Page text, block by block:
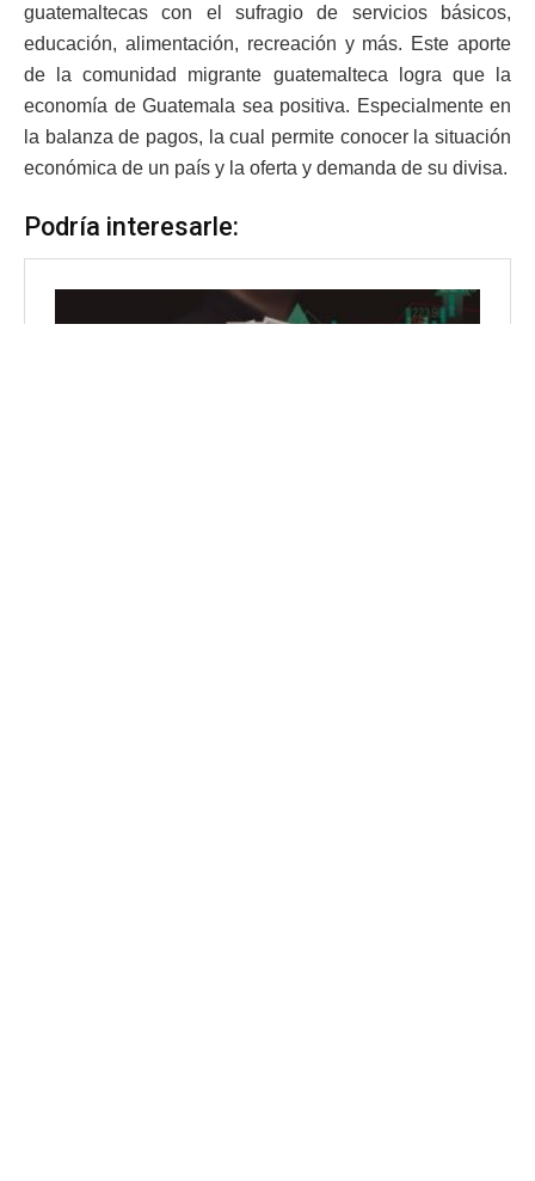
guatemaltecas con el sufragio de servicios básicos,
educación, alimentación, recreación y más. Este aporte
de la comunidad migrante guatemalteca logra que la
economía de Guatemala sea positiva. Especialmente en
la balanza de pagos, la cual permite conocer la situación
económica de un país y la oferta y demanda de su divisa.
Podría interesarle: